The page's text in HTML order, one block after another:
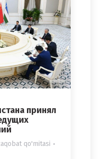
принял
qo'mitasi